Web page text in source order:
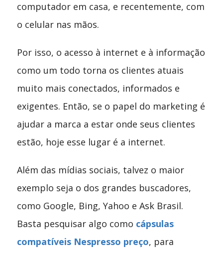
computador em casa, e recentemente, com
o celular nas mãos.
Por isso, o acesso à internet e à informação
como um todo torna os clientes atuais
muito mais conectados, informados e
exigentes. Então, se o papel do marketing é
ajudar a marca a estar onde seus clientes
estão, hoje esse lugar é a internet.
Além das mídias sociais, talvez o maior
exemplo seja o dos grandes buscadores,
como Google, Bing, Yahoo e Ask Brasil.
Basta pesquisar algo como cápsulas
compatíveis Nespresso preço, para